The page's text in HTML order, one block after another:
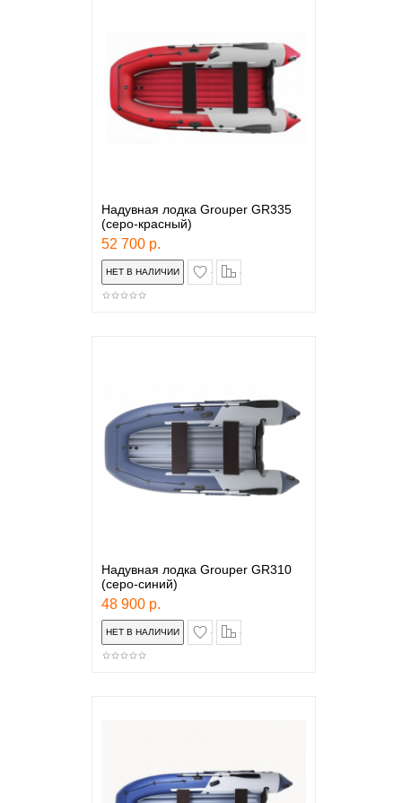
Надувная лодка Grouper GR335
(серо-красный)
52 700 р.
в закладки
Надувная лодка Grouper GR310
(серо-синий)
48 900 р.
в закладки